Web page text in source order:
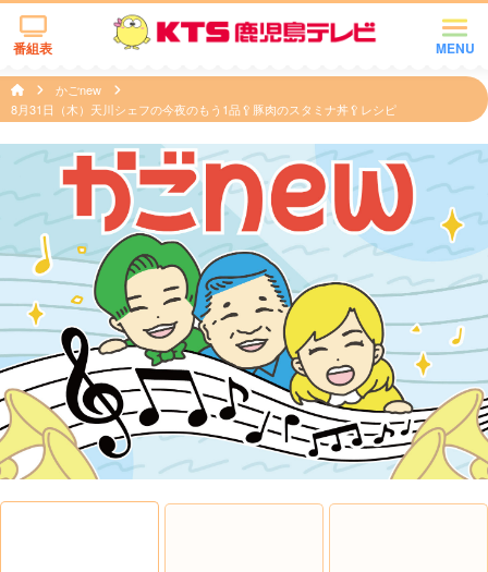
MENU
番組表
かごnew
8月31日（木）天川シェフの今夜のもう1品🥄豚肉のスタミナ丼🥄レシピ